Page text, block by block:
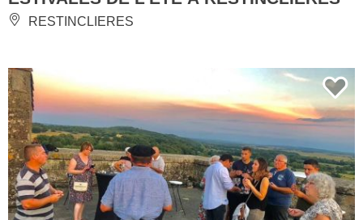
RESTINCLIERES